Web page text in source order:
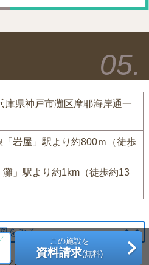
県神戸市灘区摩耶海岸通一
「岩屋」駅より約800ｍ（徒歩
灘」駅より約1km（徒歩約13
をみる
この施設を
資料請求(無料)